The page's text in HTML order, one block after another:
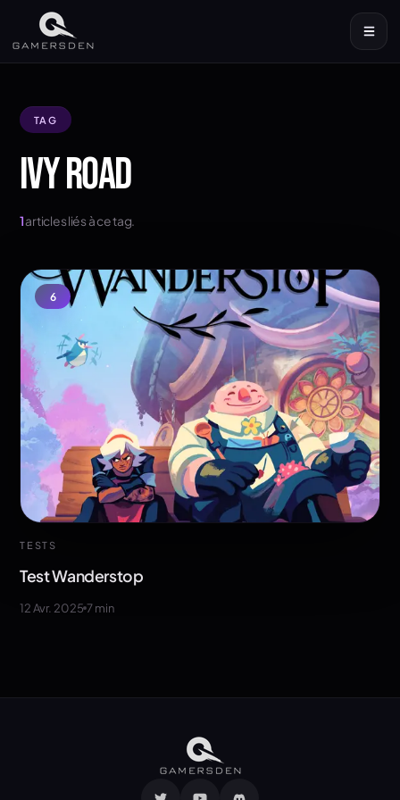
TAG
IVY ROAD
1articles liés à ce tag.
6
TESTS
Test Wanderstop
12 Avr. 2025 7min